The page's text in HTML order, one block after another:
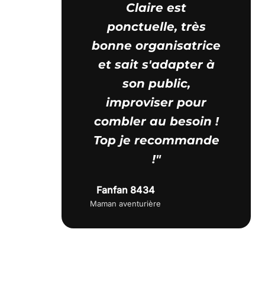
Claire est
ponctuelle, très
bonne organisatrice
et sait s'adapter à
son public,
improviser pour
combler au besoin !
Top je recommande
!"
Fanfan 8434
Maman aventurière